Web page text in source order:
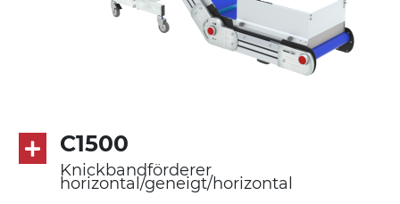
Rippen aus PU
Geschwindigkeit
3,4 m/Minute
C1500
Knickbandförderer
horizontal/geneigt/horizontal